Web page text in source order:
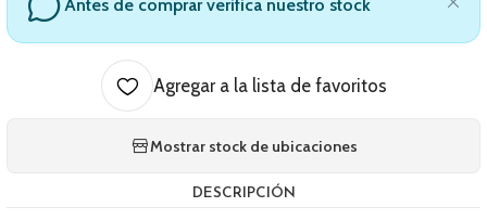
Antes de comprar verifica nuestro stock
Agregar a la lista de favoritos
Mostrar stock de ubicaciones
DESCRIPCIÓN